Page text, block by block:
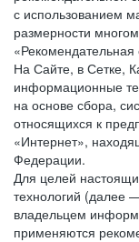
с использованием
размерности
«Рекомендательная
На Сайте, в Сетке,
информационные
на основе сбора,
относящихся к
«Интернет»,
Федерации.
Для целей
технологий (далее
владельцем
применяются